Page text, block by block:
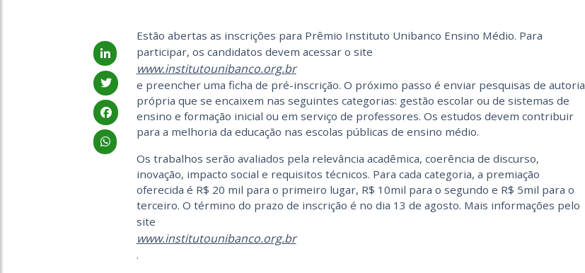
Estão abertas as inscrições para Prêmio Instituto Unibanco Ensino Médio. Para
participar, os candidatos devem acessar o site
www.institutounibanco.org.br
e preencher uma ficha de pré-inscrição. O próximo passo é enviar pesquisas de autoria
própria que se encaixem nas seguintes categorias: gestão escolar ou de sistemas de
ensino e formação inicial ou em serviço de professores. Os estudos devem contribuir
para a melhoria da educação nas escolas públicas de ensino médio.
Os trabalhos serão avaliados pela relevância acadêmica, coerência de discurso,
inovação, impacto social e requisitos técnicos. Para cada categoria, a premiação
oferecida é R$ 20 mil para o primeiro lugar, R$ 10mil para o segundo e R$ 5mil para o
terceiro. O término do prazo de inscrição é no dia 13 de agosto. Mais informações pelo
site
www.institutounibanco.org.br
.